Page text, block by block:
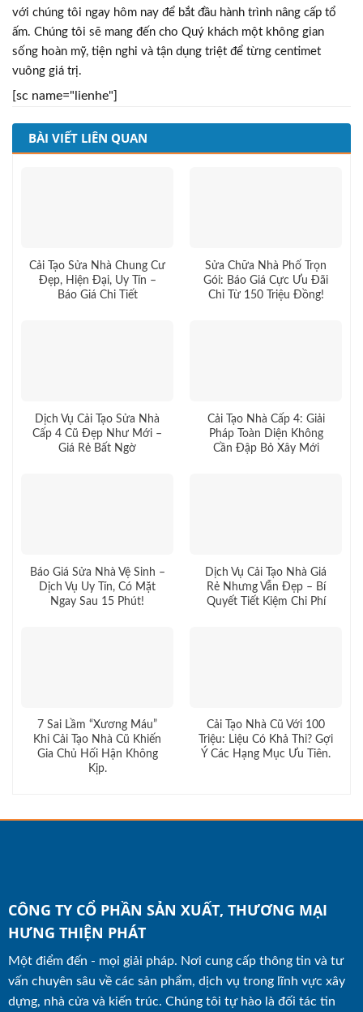
với chúng tôi ngay hôm nay để bắt đầu hành trình nâng cấp tổ
ấm. Chúng tôi sẽ mang đến cho Quý khách một không gian
sống hoàn mỹ, tiện nghi và tận dụng triệt để từng centimet
vuông giá trị.
[sc name="lienhe"]
BÀI VIẾT LIÊN QUAN
Cải Tạo Sửa Nhà Chung Cư
Đẹp, Hiện Đại, Uy Tín –
Báo Giá Chi Tiết
Sửa Chữa Nhà Phố Trọn
Gói: Báo Giá Cực Ưu Đãi
Chỉ Từ 150 Triệu Đồng!
Dịch Vụ Cải Tạo Sửa Nhà
Cấp 4 Cũ Đẹp Như Mới –
Giá Rẻ Bất Ngờ
Cải Tạo Nhà Cấp 4: Giải
Pháp Toàn Diện Không
Cần Đập Bỏ Xây Mới
Báo Giá Sửa Nhà Vệ Sinh –
Dịch Vụ Uy Tín, Có Mặt
Ngay Sau 15 Phút!
Dịch Vụ Cải Tạo Nhà Giá
Rẻ Nhưng Vẫn Đẹp – Bí
Quyết Tiết Kiệm Chi Phí
7 Sai Lầm “Xương Máu”
Khi Cải Tạo Nhà Cũ Khiến
Gia Chủ Hối Hận Không
Kịp.
Cải Tạo Nhà Cũ Với 100
Triệu: Liệu Có Khả Thi? Gợi
Ý Các Hạng Mục Ưu Tiên.
CÔNG TY CỔ PHẦN SẢN XUẤT, THƯƠNG MẠI
HƯNG THIỆN PHÁT
Một điểm đến - mọi giải pháp. Nơi cung cấp thông tin và tư
vấn chuyên sâu về các sản phẩm, dịch vụ trong lĩnh vực xây
dựng, nhà cửa và kiến trúc. Chúng tôi tự hào là đối tác tin